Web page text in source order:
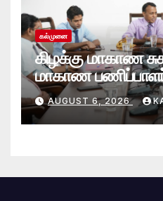
கல்முனை
கிழக்கு மாகாண
மாகாண
சரவணபவன்
சுகாதார
விஜயம்!
AUGUST 6, 2026